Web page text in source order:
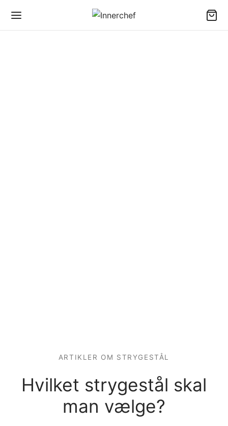
ARTIKLER OM STRYGESTÅL
Hvilket strygestål skal
man vælge?